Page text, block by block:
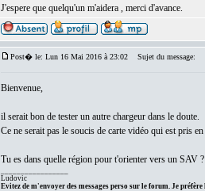
J'espere que quelqu'un m'aidera , merci d'avance.
Post� le: Lun 16 Mai 2016 à 23:02 Sujet du message:
Bienvenue,
il serait bon de tester un autre chargeur dans le doute.
Ce ne serait pas le soucis de carte vidéo qui est pris
Tu es dans quelle région pour t'orienter vers un SAV ?
Ludovic
Evitez de m'envoyer des messages perso sur le forum. Je préfère